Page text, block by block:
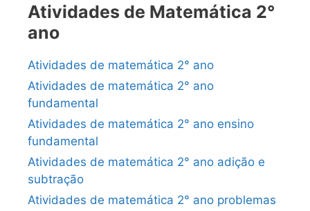
Atividades de Matemática 2°
ano
Atividades de matemática 2° ano
Atividades de matemática 2° ano
fundamental
Atividades de matemática 2° ano ensino
fundamental
Atividades de matemática 2° ano adição e
subtração
Atividades de matemática 2° ano problemas